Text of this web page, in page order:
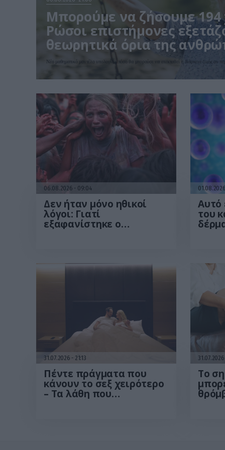
Μπορούμε να ζήσουμε 194
Ρώσοι επιστήμονες
θεωρητικά όρια της
Νέο μαθηματικό μοντέλο υπολογίζει πόσο θα μπορούσε να επεκταθεί η διάρκεια ζωής αν
06.08.2026 09:04
Δεν ήταν μόνο ηθικοί
λόγοι: Γιατί
εξαφανίστηκε ο
Αυτό
του
31.07.2026 21:13
Πέντε πράγματα που
κάνουν το σεξ χειρότερο
– Τα λάθη που
31.07.2026
Το